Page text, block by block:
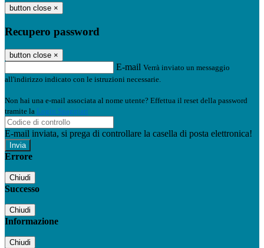
button close ×
Recupero password
button close ×
E-mail Verrà inviato un messaggio
all'indirizzo indicato con le istruzioni necessarie.
Non hai una e-mail associata al nome utente? Effettua il reset della password
tramite la Login Spaggiari
E-mail inviata, si prega di controllare la casella di posta elettronica!
Errore
Chiudi
Successo
Chiudi
Informazione
Chiudi